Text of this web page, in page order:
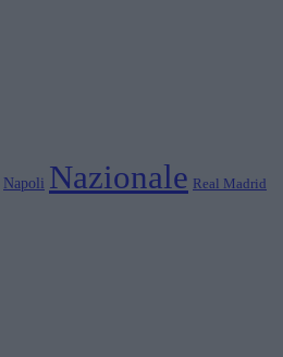
Napoli Nazionale Real Madrid